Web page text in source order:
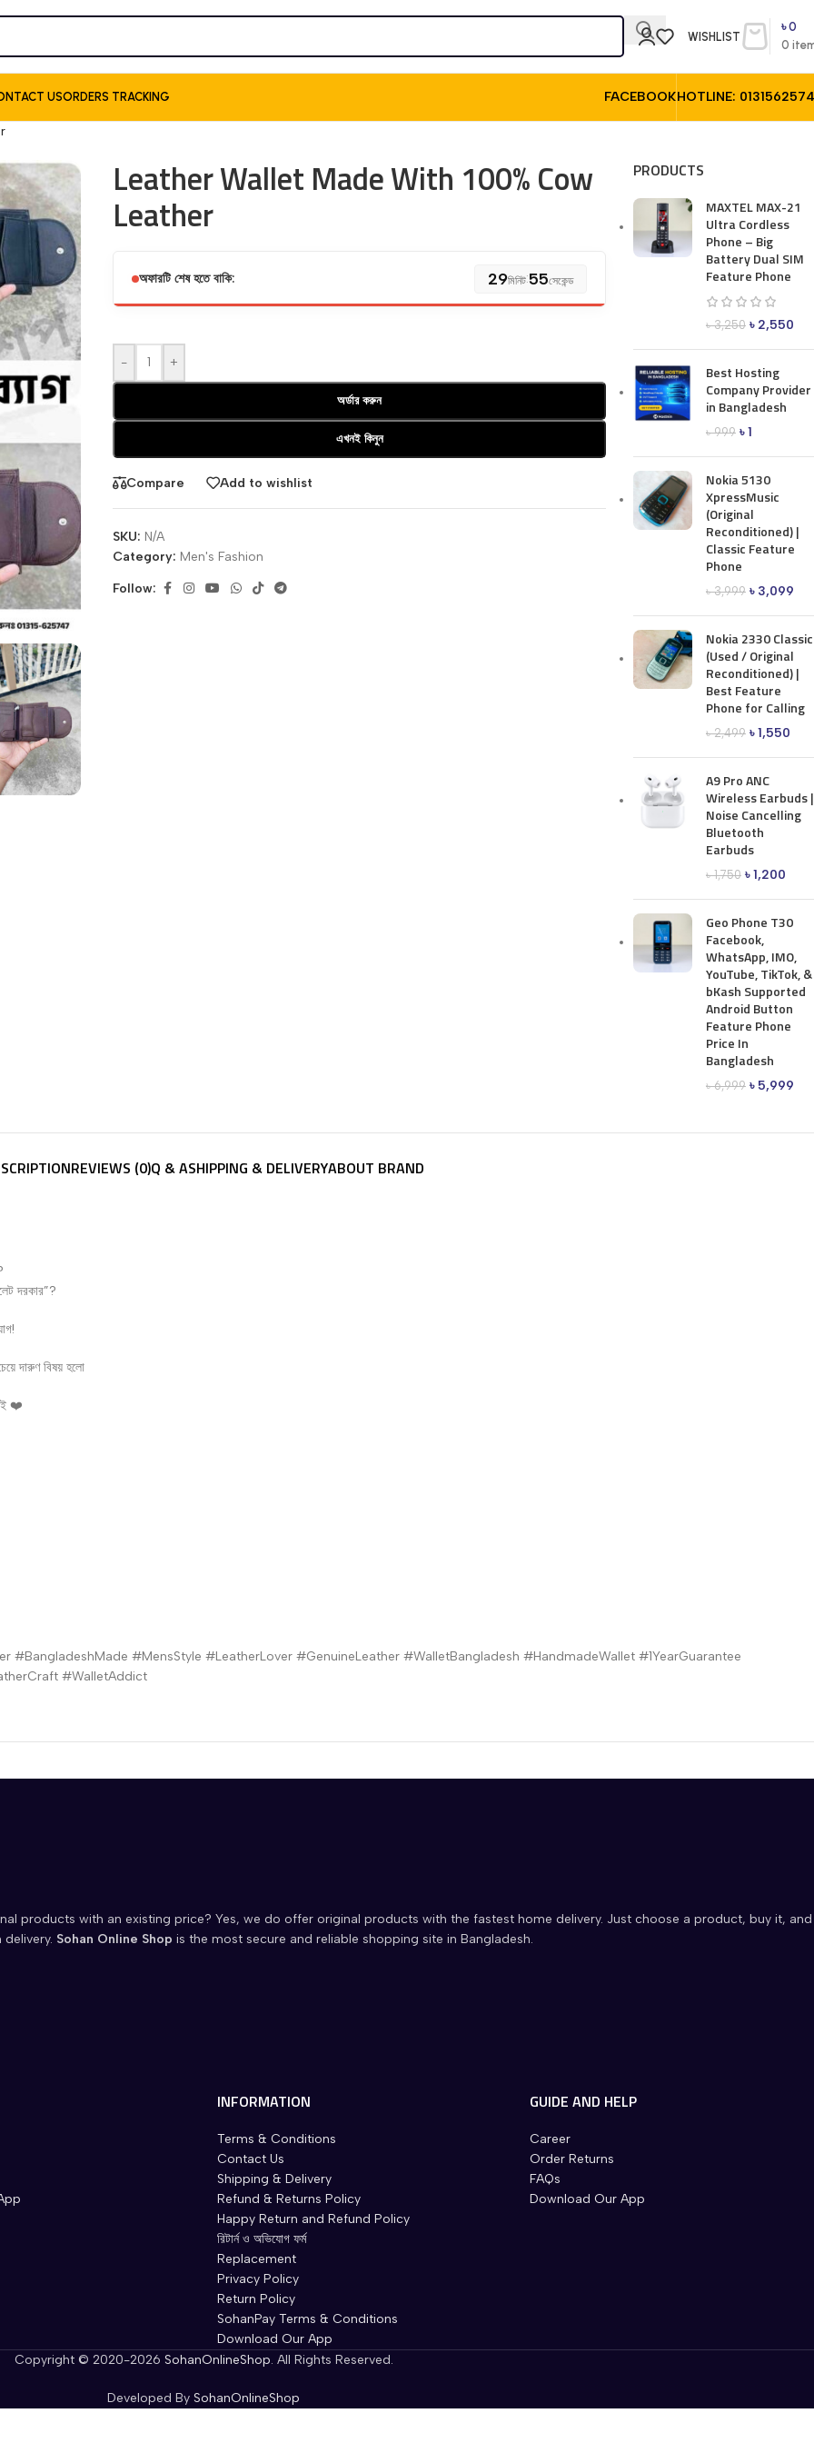
WISHLIST
0
৳0
USORDERS TRACKING FACEBOOKHOTLINE:
Leather Wallet Made With 100% Cow
Leather
অফারটি শেষ হতে বাকি: 29মিনিট:53সেকেন্ড
- +
অর্ডার করুন
এখনই কিনুন
Compare Add to wishlist
SKU: N/A
Category: Men's Fashion
Follow:
PRODUCTS
MAXTEL MAX-21
Ultra Cordless
Phone – Big
Battery Dual SIM
Feature Phone
৳3,250 ৳ 2,550
Best Hosting
Company Provider
in Bangladesh
৳999 ৳1
Nokia 5130
XpressMusic
(Original
Reconditioned) |
Classic Feature
Phone
৳3,999 ৳ 3,099
Nokia 2330 Classic
(Used / Original
Reconditioned) |
Best Feature
Phone for Calling
৳2,499 ৳1,550
A9 Pro ANC
Wireless Earbuds |
Noise Cancelling
Bluetooth
Earbuds
৳1,750 ৳1,200
Geo Phone T30
Facebook,
WhatsApp, IMO,
YouTube, TikTok, &
bKash Supported
Android Button
Feature Phone
Price In
Bangladesh
৳6,999 ৳ 5,999
REVIEWS (0)Q & ASHIPPING & DELIVERYABOUT BRAND
দরকার”?
দারুণ বিষয় হলো
❤️
#MensStyle #LeatherLover #GenuineLeather #WalletBangladesh #HandmadeWallet #1YearGuarantee
#WalletAddict
products with an existing price? Yes, we do offer original products with the fastest home delivery. Just choose a product, buy it, and
Sohan Online Shop is the most secure and reliable shopping site in Bangladesh.
INFORMATION
Terms & Conditions
Contact Us
Shipping & Delivery
Refund & Returns Policy
Happy Return and Refund Policy
রিটার্ন ও অভিযোগ ফর্ম
Replacement
Privacy Policy
Return Policy
SohanPay Terms & Conditions
Download Our App
GUIDE AND HELP
Career
Order Returns
FAQs
Download Our App
Copyright © 2020-2026 SohanOnlineShop. All Rights Reserved.
Developed By SohanOnlineShop